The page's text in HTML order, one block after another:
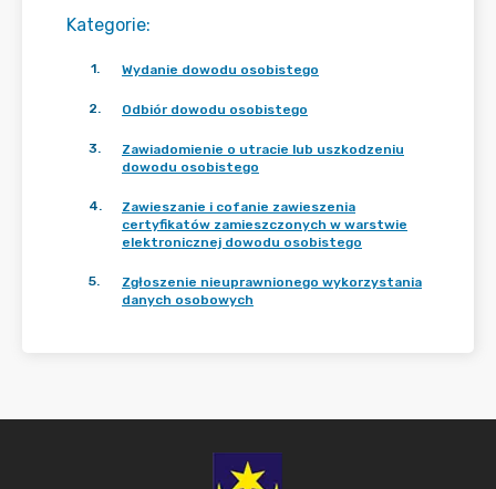
Kategorie:
1. Wydanie dowodu osobistego
2. Odbiór dowodu osobistego
3.
Zawiadomienie o utracie lub uszkodzeniu
dowodu osobistego
4.
Zawieszanie i cofanie zawieszenia
certyfikatów zamieszczonych w warstwie
elektronicznej dowodu osobistego
5.
Zgłoszenie nieuprawnionego wykorzystania
danych osobowych